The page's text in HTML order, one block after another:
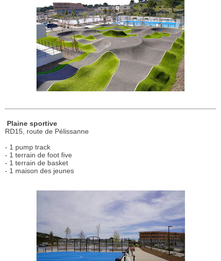
Plaine sportive
RD15, route de Pélissanne
- 1 pump track
- 1 terrain de foot five
- 1 terrain de basket
- 1 maison des jeunes